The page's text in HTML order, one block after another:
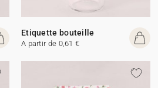
Etiquette bouteille
A partir de 0,61 €